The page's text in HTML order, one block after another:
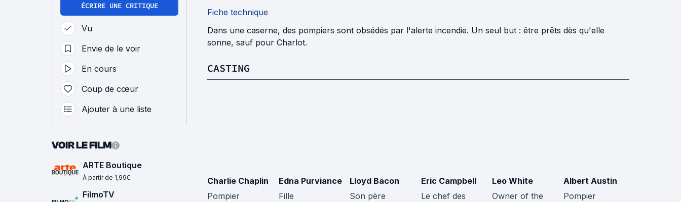
ÉCRIRE UNE CRITIQUE
Vu
Envie de le voir
En cours
Coup de cœur
Ajouter à une liste
VOIR LE FILM
ARTE Boutique
À partir de 1,99€
FilmoTV
Fiche technique
Dans une caserne, des pompiers sont obsédés par l'alerte incendie. Un seul but : être prêts dès qu'elle
sonne, sauf pour Charlot.
CASTING
Charlie Chaplin
Pompier
Edna Purviance
Fille
Lloyd Bacon
Son père
Eric Campbell
Le chef des
Leo White
Owner of the
Albert Austin
Pompier